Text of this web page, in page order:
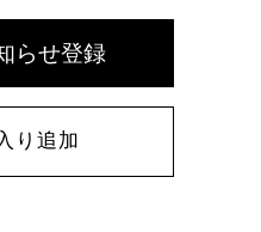
らせ登録
り追加